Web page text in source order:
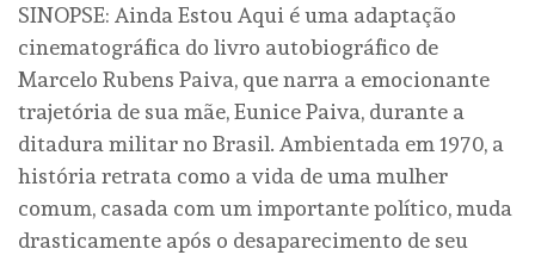
SINOPSE: Ainda Estou Aqui é uma adaptação
cinematográfica do livro autobiográfico de
Marcelo Rubens Paiva, que narra a emocionante
trajetória de sua mãe, Eunice Paiva, durante a
ditadura militar no Brasil. Ambientada em 1970, a
história retrata como a vida de uma mulher
comum, casada com um importante político, muda
drasticamente após o desaparecimento de seu